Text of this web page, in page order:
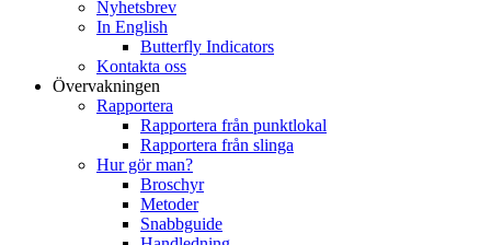
Nyhetsbrev
In English
Butterfly Indicators
Kontakta oss
Övervakningen
Rapportera
Rapportera från punktlokal
Rapportera från slinga
Hur gör man?
Broschyr
Metoder
Snabbguide